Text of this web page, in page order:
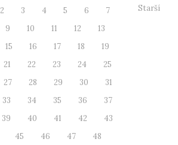
2 3 4 5 6
7
9 10 11 12
13
15 16 17 18
19
21 22 23 24
25
27 28 29 30
31
33 34 35 36
37
39 40 41 42
43
45 46 47
48
Starší